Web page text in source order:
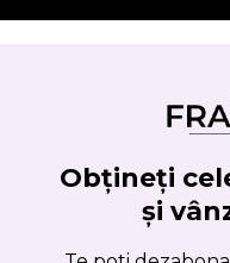
Obțineți
și